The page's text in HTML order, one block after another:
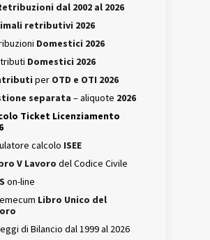
dal 2002 al 2026
retributivi 2026
Domestici 2026
Domestici 2026
per OTD e OTI 2026
separata – aliquote 2026
Ticket Licenziamento
calcolo ISEE
V Lavoro del Codice Civile
on-line
Libro Unico del
di Bilancio dal 1999 al 2026